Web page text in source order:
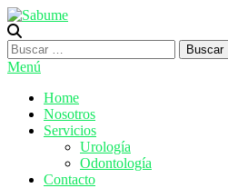
Saltar
al
contenido
Sabume
Salud Bucal y Medicina Especializada
Buscar:
Menú
Home
Nosotros
Servicios
Urología
Odontología
Contacto